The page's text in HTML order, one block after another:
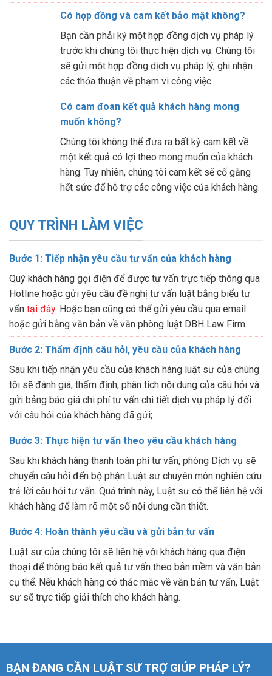
Có hợp đồng và cam kết bảo mật không?
Bạn cần phải ký một hợp đồng dịch vụ pháp lý
trước khi chúng tôi thực hiện dịch vụ. Chúng tôi
sẽ gửi một hợp đồng dịch vụ pháp lý, ghi nhận
các thỏa thuận về phạm vi công việc.
Có cam đoan kết quả khách hàng mong
muốn không?
Chúng tôi không thể đưa ra bất kỳ cam kết về
một kết quả có lợi theo mong muốn của khách
hàng. Tuy nhiên, chúng tôi cam kết sẽ cố gắng
hết sức để hỗ trợ các công việc của khách hàng.
QUY TRÌNH LÀM VIỆC
Bước 1: Tiếp nhận yêu cầu tư vấn của khách hàng
Quý khách hàng gọi điện để được tư vấn trực tiếp thông qua
Hotline hoặc gửi yêu cầu đề nghị tư vấn luật bằng biểu tư
vấn tại đây. Hoặc bạn cũng có thể gửi yêu cầu qua email
hoặc gửi bằng văn bản về văn phòng luật DBH Law Firm.
Bước 2: Thẩm định câu hỏi, yêu cầu của khách hàng
Sau khi tiếp nhận yêu cầu của khách hàng luật sư của chúng
tôi sẽ đánh giá, thẩm định, phân tích nội dung của câu hỏi và
gửi bảng báo giá chi phí tư vấn chi tiết dịch vụ pháp lý đối
với câu hỏi của khách hàng đã gửi;
Bước 3: Thực hiện tư vấn theo yêu cầu khách hàng
Sau khi khách hàng thanh toán phí tư vấn, phòng Dịch vụ sẽ
chuyển câu hỏi đến bộ phận Luật sư chuyên môn nghiên cứu
trả lời câu hỏi tư vấn. Quá trình này, Luật sư có thể liên hệ với
khách hàng để làm rõ một số nội dung cần thiết.
Bước 4: Hoàn thành yêu cầu và gửi bản tư vấn
Luật sư của chúng tôi sẽ liên hệ với khách hàng qua điện
thoại để thông báo kết quả tư vấn theo bản mềm và văn bản
cụ thể. Nếu khách hàng có thắc mắc về văn bản tư vấn, Luật
sư sẽ trực tiếp giải thích cho khách hàng.
BẠN ĐANG CẦN LUẬT SƯ TRỢ GIÚP PHÁP LÝ?